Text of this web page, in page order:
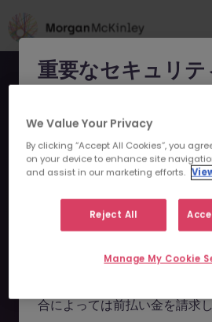
申し訳ございま
の求人の掲載は
た。
重要なセキュリテ
になりすまし、求職者を詐欺
事例が報告されています。
morganmckinleyhire.com
で、WhatsApp などのメッセ
合によっては前払い金を請求
We Value Your Privacy
By clicking “Accept All Cookies”, you
on your device to enhance site
and assist in our marketing efforts.
Reject All
Manage My Cookie